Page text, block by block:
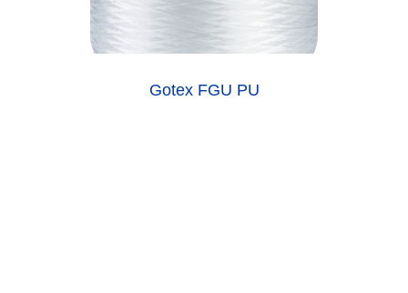
Gotex FGU PU